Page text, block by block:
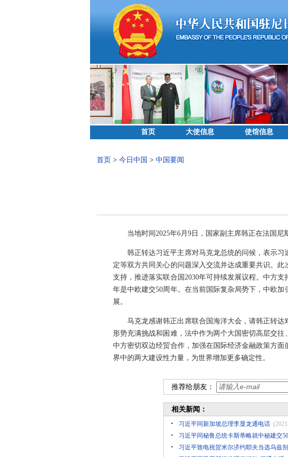
首页 大使信息 使馆信息
首页 > 今日中国 > 中国要闻
当地时间2025年6月9日，国家副主席韩正在法国
韩正转达习近平主席对马克龙总统的问候，表示
定等双方共同关心的问题深入交流并达成重要共识。
支持，推进落实联合国2030年可持续发展议程。中方
年是中欧建交50周年。在当前国际复杂局势下，中欧
展。
马克龙感谢韩正出席联合国海洋大会，请韩正转
形势充满挑战和困难，法中作为两个大国密切高层交
中方密切双边经贸合作，加强在国际经济金融政策方
界中的两大建设性力量，为世界增加更多确定性。
推荐给朋友：
相关新闻：
习近平同新加坡总理李显龙通电话
习近平同秘鲁总统卡斯蒂略就中秘建交
习近平致电祝贺米尔济约耶夫当选乌兹